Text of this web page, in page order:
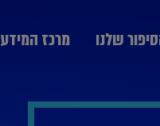
שלנו מרכז המידע